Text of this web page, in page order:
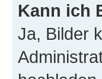
Kann ich
Ja, Bilder